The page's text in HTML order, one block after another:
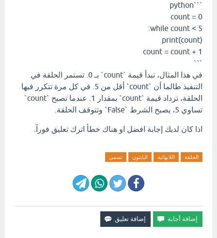
```python
count = 0
while count < 5:
print(count)
count = count + 1
```
في هذا المثال، تبدأ قيمة `count` بـ 0. تستمر الحلقة في
التنفيذ طالما أن `count` أقل من 5. في كل مرة تتكرر فيها
الحلقة، تزداد قيمة `count` بمقدار 1. عندما تصبح `count`
تساوي 5، يصبح الشرط `False` وتتوقف الحلقة.
اذا كان لديك إجابة افضل او هناك خطأ اترك تعليق فورآ.
الحلقة اللانهائية البايثون تسمى